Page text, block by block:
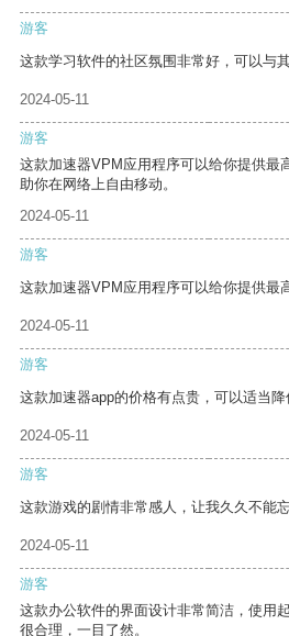
游客
这款学习软件的社区氛围非常好，可以与
2024-05-11
游客
这款加速器VPM应用程序可以给你提供最
助你在网络上自由移动。
2024-05-11
游客
这款加速器VPM应用程序可以给你提供最
2024-05-11
游客
这款加速器app的价格有点贵，可以适当降
2024-05-11
游客
这款游戏的剧情非常感人，让我久久不能忘
2024-05-11
游客
这款办公软件的界面设计非常简洁，使用
很合理，一目了然。